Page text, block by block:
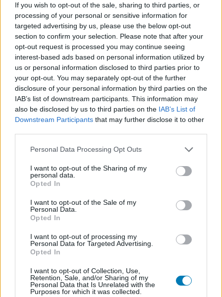
If you wish to opt-out of the sale, sharing to third parties, or
processing of your personal or sensitive information for
targeted advertising by us, please use the below opt-out
section to confirm your selection. Please note that after your
opt-out request is processed you may continue seeing
interest-based ads based on personal information utilized by
us or personal information disclosed to third parties prior to
your opt-out. You may separately opt-out of the further
disclosure of your personal information by third parties on the
IAB’s list of downstream participants. This information may
also be disclosed by us to third parties on the IAB’s List of
Downstream Participants that may further disclose it to other
Please note that this website/app uses one or more Google
not limited to your visit or usage behaviour. You may click to
grant or deny consent to Google and its third-party tags to
use your data for below specified purposes in below Google
consent section.
Personal Data Processing Opt Outs
I want to opt-out of the Sharing of my
personal data.
Opted In
I want to opt-out of the Sale of my
Personal Data.
Opted In
I want to opt-out of processing my
Personal Data for Targeted Advertising.
Opted In
I want to opt-out of Collection, Use,
Retention, Sale, and/or Sharing of my
Personal Data that Is Unrelated with the
Purposes for which it was collected.
Így fut a GTA: Vice City nem hivatalos Switch-portja
| 2021.07.19 14:05
Egy csapatnyi ügyes modder összehozta ugyanazt a trükköt,
mint annak idején a GTA III-mal - rejtély, hogy a Rockstar
miért nem lépi meg.
Hiába a Take-Two tiltakozása, ismét elérhetők a
visszafejtett GTA-forráskódok
A GitHub engedett a törlést megfellebbező modder
kérésének.